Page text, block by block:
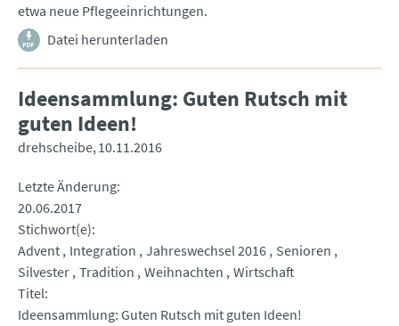
etwa neue Pflegeeinrichtungen.
Datei herunterladen
Ideensammlung: Guten Rutsch mit
guten Ideen!
drehscheibe 10.11.2016
Letzte Änderung
20.06.2017
Stichwort(e)
Advent Integration Jahreswechsel 2016 Senioren
Silvester Tradition Weihnachten Wirtschaft
Titel
Ideensammlung: Guten Rutsch mit guten Ideen!